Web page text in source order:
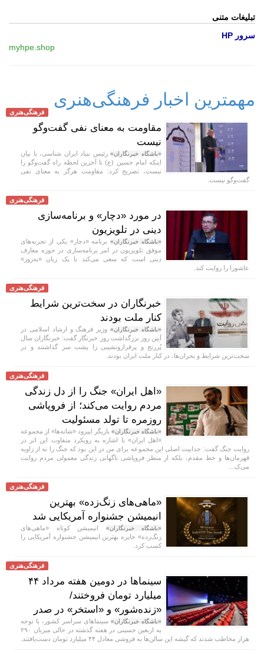
تبلیغات متنی
سرور HP
myhpe.shop
مهمترین اخبار فرهنگی‌هنری
فرهنگی‌هنری
مقاومت به معنای نفی گفت‌و‌گو
نیست
«باشگاه خبرنگاران»رئیس بنیاد ایران شناسی، با بیان
اینکه امام حسین (ع) تا آخرین لحظه راه گفت‌و‌گو را
نبست، تصریح کرد: مقاومت هرگز به معنای نفی
گفت‌و‌گو نیست.
فرهنگی‌هنری
در مورد «دچار» و برنامه‌سازی
دینی در تلویزیون
«باشگاه خبرنگاران»برنامه «دچار» یکی از تجربه‌های
موفق تلویزیون در امر برنامه‌سازی در حوزه معارف
دینی است که سعی می‌کند با یک زبان «به‌روز»
عاشورا را روایت کند.
فرهنگی‌هنری
خبرنگاران در سخت‌ترین شرایط
کنار ملت بودند
«باشگاه خبرنگاران»وزیر فرهنگ و ارشاد اسلامی در
آیین روز بزرگداشت روز خبرنگار گفت: خبرنگاران سال
پُررنج و پرفرازونشیبی را پشت سر گذاشتند و در
سخت‌ترین شرایط و بحران‌ها، در کنار ملت ایران بودند.
فرهنگی‌هنری
«اهل ایران» جنگ را از دل زندگی
مردم روایت می‌کند؛ از فروپاشی
روزمره تا تولد مسئولیت
«باشگاه خبرنگاران» بازیگر اپیزود «شانه‌ها» از مجموعه
«اهل ایران» با اشاره به رویکرد متفاوت این اثر در
روایت جنگ گفت: جذابیت اصلی این مجموعه برای من در این بود که جنگ را نه از زاویه
قهرمان‌ها و خط مقدم، بلکه از منظر فروپاشی ناگهانی زندگی معمولی مردم روایت
می‌ک...
فرهنگی‌هنری
«ماهی‌های زنگ‌زده» بهترین
انیمیشن جشنواره آمریکایی شد
«باشگاه خبرنگاران» انیمیشن کوتاه «ماهی‌های
زنگ‌زده» جایزه بهترین انیمیشن جشنواره آمریکایی را
کسب کرد.
فرهنگی‌هنری
سینماها در دومین هفته‌ مرداد ۴۴
میلیارد تومان فروختند/
«زنده‌شور» و «استخر» در صدر
«باشگاه خبرنگاران» سینماهای سراسر کشور، با توجه
به اربعین حسینی در هفته‌ گذشته در حالی میزبان ۲۹۰
هزار مخاطب شدند که گیشه این سالن‌ها به فروشی معادل ۴۴ میلیارد تومان دست‌یافتند.